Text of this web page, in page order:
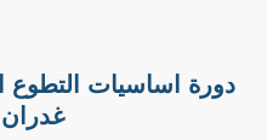
دورة اساسيات